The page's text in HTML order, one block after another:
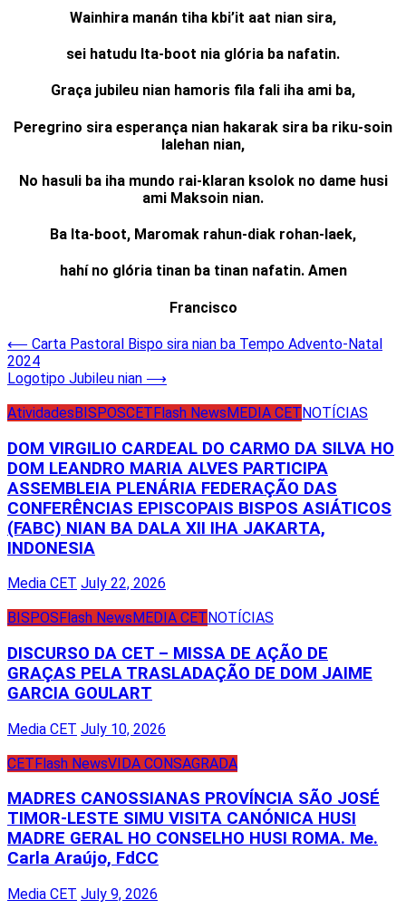
Wainhira manán tiha kbi’it aat nian sira,
sei hatudu Ita-boot nia glória ba nafatin.
Graça jubileu nian hamoris fila fali iha ami ba,
Peregrino sira esperança nian hakarak sira ba riku-soin
lalehan nian,
No hasuli ba iha mundo rai-klaran ksolok no dame husi
ami Maksoin nian.
Ba Ita-boot, Maromak rahun-diak rohan-laek,
hahí no glória tinan ba tinan nafatin. Amen
Francisco
Post
navigation
⟵ Carta Pastoral Bispo sira nian ba Tempo Advento-Natal
2024
Logotipo Jubileu nian ⟶
AtividadesBISPOSCETFlash NewsMEDIA CETNOTÍCIAS
DOM VIRGILIO CARDEAL DO CARMO DA SILVA HO
DOM LEANDRO MARIA ALVES PARTICIPA
ASSEMBLEIA PLENÁRIA FEDERAÇÃO DAS
CONFERÊNCIAS EPISCOPAIS BISPOS ASIÁTICOS
(FABC) NIAN BA DALA XII IHA JAKARTA,
INDONESIA
Media CET July 22, 2026
BISPOS Flash News MEDIA CET NOTÍCIAS
DISCURSO DA CET – MISSA DE AÇÃO DE
GRAÇAS PELA TRASLADAÇÃO DE DOM JAIME
GARCIA GOULART
Media CET July 10, 2026
CETFlash NewsVIDA CONSAGRADA
MADRES CANOSSIANAS PROVÍNCIA SÃO JOSÉ
TIMOR-LESTE SIMU VISITA CANÓNICA HUSI
MADRE GERAL HO CONSELHO HUSI ROMA. Me.
Carla Araújo, FdCC
Media CET July 9, 2026